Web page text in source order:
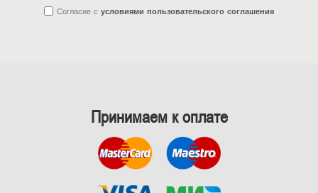
Согласие с условиями пользовательского соглашения
Принимаем к оплате